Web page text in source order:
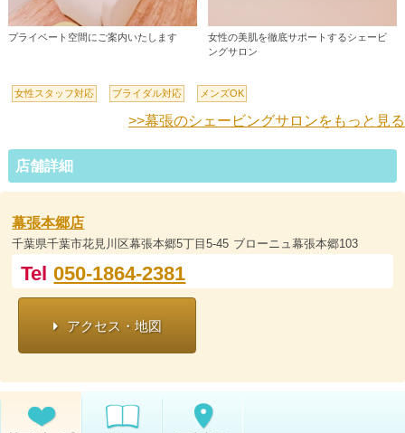
プライベート空間にご案内いたします
女性の美肌を徹底サポートするシェービ
ングサロン
女性スタッフ対応 ブライダル対応 メンズOK
>>幕張のシェービングサロンをもっと見る
店舗詳細
幕張本郷店
千葉県千葉市花見川区幕張本郷5丁目5-45 ブローニュ幕張本郷103
Tel050-1864-2381
アクセス・地図